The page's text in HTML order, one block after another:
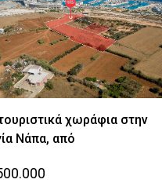
χωράφια στην
Νάπα, από